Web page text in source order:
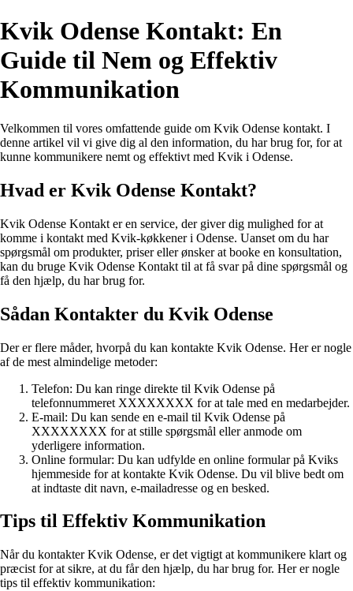
Kvik Odense Kontakt: En
Guide til Nem og Effektiv
Kommunikation
Velkommen til vores omfattende guide om Kvik Odense kontakt. I
denne artikel vil vi give dig al den information, du har brug for, for at
kunne kommunikere nemt og effektivt med Kvik i Odense.
Hvad er Kvik Odense Kontakt?
Kvik Odense Kontakt er en service, der giver dig mulighed for at
komme i kontakt med Kvik-køkkener i Odense. Uanset om du har
spørgsmål om produkter, priser eller ønsker at booke en konsultation,
kan du bruge Kvik Odense Kontakt til at få svar på dine spørgsmål og
få den hjælp, du har brug for.
Sådan Kontakter du Kvik Odense
Der er flere måder, hvorpå du kan kontakte Kvik Odense. Her er nogle
af de mest almindelige metoder:
Telefon: Du kan ringe direkte til Kvik Odense på
telefonnummeret XXXXXXXX for at tale med en medarbejder.
E-mail: Du kan sende en e-mail til Kvik Odense på
XXXXXXXX for at stille spørgsmål eller anmode om
yderligere information.
Online formular: Du kan udfylde en online formular på Kviks
hjemmeside for at kontakte Kvik Odense. Du vil blive bedt om
at indtaste dit navn, e-mailadresse og en besked.
Tips til Effektiv Kommunikation
Når du kontakter Kvik Odense, er det vigtigt at kommunikere klart og
præcist for at sikre, at du får den hjælp, du har brug for. Her er nogle
tips til effektiv kommunikation: